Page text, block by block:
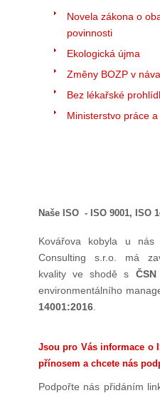
Novela zákona o
povinnosti
Ekologická újma
Změny BOZP v
Bez lékařské
Ministerstvo práce
Naše ISO - ISO 9001, ISO
Kovářova kobyla u nás
Consulting s.r.o. má
kvality ve shodě s
environmentálního
14001:2016.
Jsou pro Vás informace o
přínosem a chcete nás
Podpořte nás přidáním